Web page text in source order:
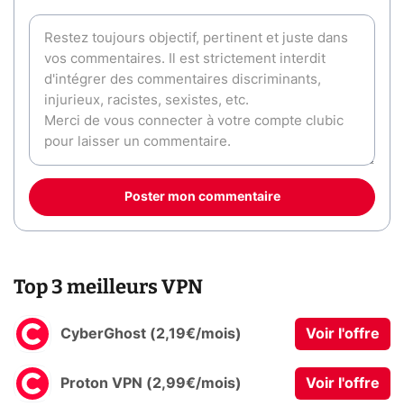
Poster mon commentaire
Top 3 meilleurs VPN
CyberGhost (2,19€/mois) Voir l'offre
Proton VPN (2,99€/mois) Voir l'offre